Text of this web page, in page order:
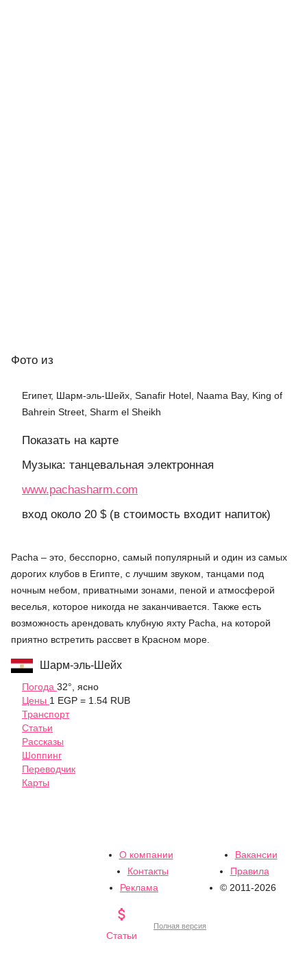
Фото из
Египет, Шарм-эль-Шейх, Sanafir Hotel, Naama Bay, King of
Bahrein Street, Sharm el Sheikh
Показать на карте
Музыка: танцевальная электронная
www.pachasharm.com
вход около 20 $ (в стоимость входит напиток)
Pacha – это, бесспорно, самый популярный и один из самых
дорогих клубов в Египте, с лучшим звуком, танцами под
ночным небом, приватными зонами, пеной и атмосферой
веселья, которое никогда не заканчивается. Также есть
возможность арендовать клубную яхту Pacha, на которой
приятно встретить рассвет в Красном море.
Шарм-эль-Шейх
Погода 32°, ясно
Цены 1 EGP = 1.54 RUB
Транспорт
Статьи
Рассказы
Шоппинг
Переводчик
Карты
О компании
Вакансии
Контакты
Правила
Реклама
© 2011-2026

Статьи
Полная версия